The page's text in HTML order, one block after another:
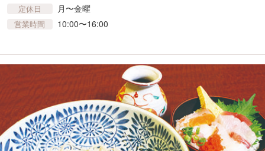
定休日 月〜金曜
営業時間 10:00〜16:00